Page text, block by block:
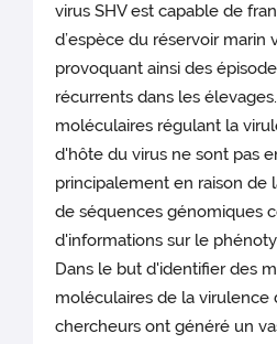
virus SHV est capable de
d’espèce du réservoir marin
provoquant ainsi des
récurrents dans les
moléculaires régulant la
d'hôte du virus ne sont pas
principalement en raison de
de séquences génomiques
d'informations sur le
Dans le but d'identifier des
moléculaires de la virulence
chercheurs ont généré un